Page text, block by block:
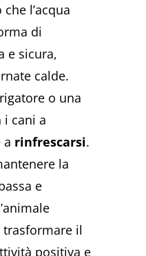
l’acqua
di
e sicura,
calde.
o una
i cani a
a rinfrescarsi.
la
e
il
positiva e